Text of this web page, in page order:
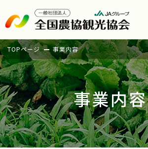
TOPページ 事業内容
事業内容